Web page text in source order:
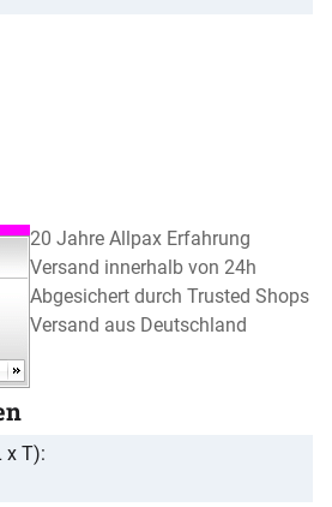
20 Jahre Allpax Erfahrung
Versand innerhalb von 24h
Abgesichert durch Trusted Shops
Versand aus Deutschland
x T)